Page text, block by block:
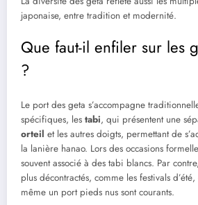
japonaise, entre tradition et modernité.
Que faut-il enfiler sur les
?
Le port des geta s’accompagne
spécifiques, les tabi, qui présentent une
orteil et les autres doigts, permettant de
la lanière hanao. Lors des occasions
souvent associé à des tabi blancs. Par
plus décontractés, comme les festivals
même un port pieds nus sont courants.